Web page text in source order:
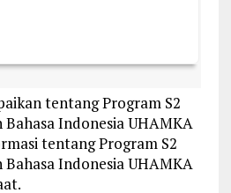
tentang Program S2
Indonesia UHAMKA
tentang Program S2
Indonesia UHAMKA